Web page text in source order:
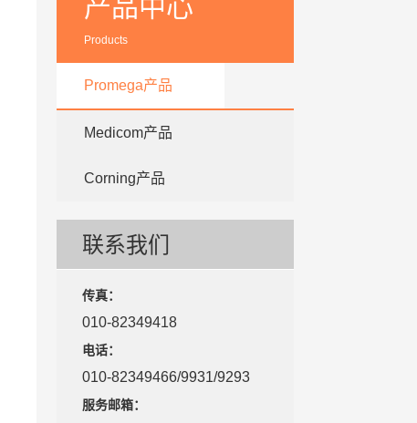
产品中心
Products
Promega产品
Medicom产品
Corning产品
联系我们
传真：
010-82349418
电话：
010-82349466/9931/9293
服务邮箱：